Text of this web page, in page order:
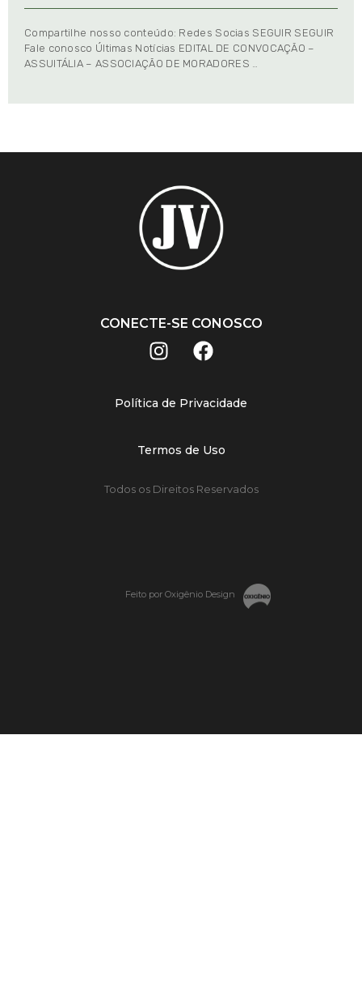
Compartilhe nosso conteúdo: Redes Socias SEGUIR SEGUIR
Fale conosco Últimas Notícias EDITAL DE CONVOCAÇÃO –
ASSUITÁLIA – ASSOCIAÇÃO DE MORADORES …
CONECTE-SE CONOSCO
Política de Privacidade
Termos de Uso
Todos os Direitos Reservados
Feito por Oxigênio Design